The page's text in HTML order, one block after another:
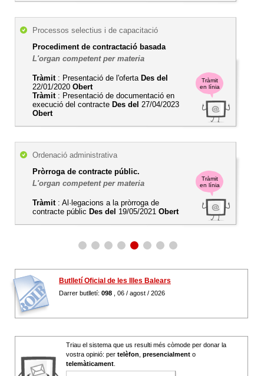
Tràmit
en línia
Processos selectius i de capacitació
Procediment de contractació basada
L'organ competent per materia
Tràmit: Presentació de l'oferta Des del
22/01/2020 Obert
Tràmit: Presentació de documentació en
execució del contracte Des del 27/04/2023
Obert
Tràmit
en línia
Ordenació administrativa
Pròrroga de contracte públic.
L'organ competent per materia
Tràmit: Al·legacions a la pròrroga de
contracte públic Des del 19/05/2021 Obert
Butlletí Oficial de les Illes Balears
Darrer butlletí: 098 , 06 / agost / 2026
Triau el sistema que us resulti més còmode per donar la
vostra opinió: per telèfon presencialment o
telemàticament